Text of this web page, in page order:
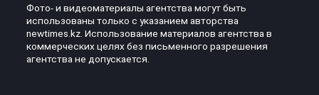
Фото- и видеоматериалы агентства могут быть
использованы только с указанием авторства
newtimes.kz. Использование материалов агентства в
коммерческих целях без письменного разрешения
агентства не допускается.